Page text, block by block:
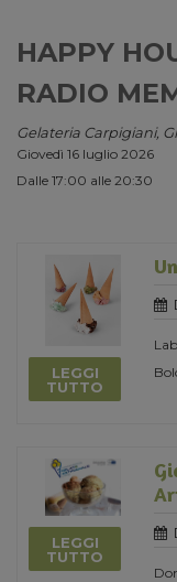
HAPPY
RADIO
Gelateria Carpigiani,
Giovedì 16 luglio 2026
Dalle 17:00 alle 20:30
LEGGI
TUTTO
LEGGI
TUTTO